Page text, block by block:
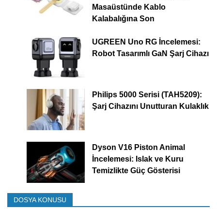
Masaüstünde Kablo
Kalabalığına Son
UGREEN Uno RG İncelemesi:
Robot Tasarımlı GaN Şarj Cihazı
Philips 5000 Serisi (TAH5209):
Şarj Cihazını Unutturan Kulaklık
Dyson V16 Piston Animal
İncelemesi: Islak ve Kuru
Temizlikte Güç Gösterisi
DOSYA KONUSU